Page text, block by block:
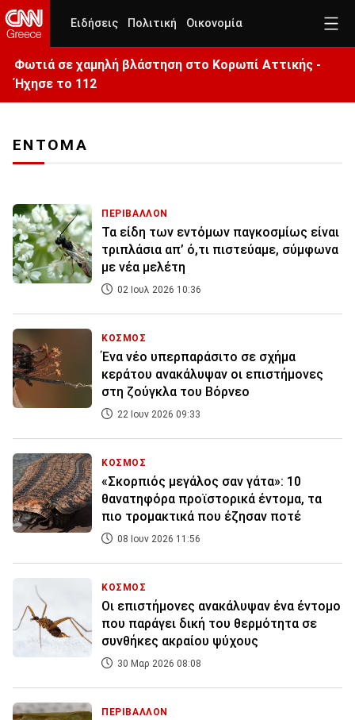
Ειδήσεις Πολιτική Οικονομία
Φωτιά σε χαμηλή βλάστηση στο Κορωπί Αττικής -
Ήχησε το 112
ΕΝΤΟΜΑ
ΠΕΡΙΒΑΛΛΟΝ
Τα είδη των εντόμων παγκοσμίως είναι
τριπλάσια απ’ ό,τι πιστεύαμε, σύμφωνα
με νέα μελέτη
02 Ιουλ 2026 10:36
ΚΟΣΜΟΣ
Ένα νέο υπερπαράσιτο σε σχήμα
κεράτου ανακάλυψαν οι επιστήμονες
στη ζούγκλα του Βόρνεο
22 Ιουν 2026 09:33
ΚΟΣΜΟΣ
«Σκορπιός μεγάλος σαν γάτα»: 10
θανατηφόρα προϊστορικά έντομα, τα
πιο τρομακτικά που έζησαν ποτέ
08 Ιουν 2026 11:56
ΚΟΣΜΟΣ
Οι επιστήμονες ανακάλυψαν ένα έντομο
που παράγει δική του θερμότητα σε
συνθήκες ακραίου ψύχους
30 Μαρ 2026 08:08
ΠΕΡΙΒΑΛΛΟΝ